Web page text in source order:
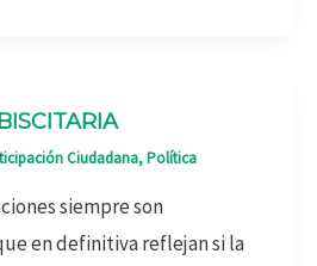
Ciudadana,Política
siempre son
en definitiva reflejan si la